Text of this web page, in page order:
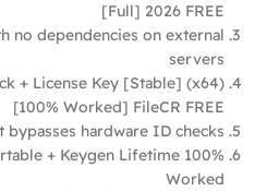
[Full] 2026 FREE
no dependencies on external
servers
+ License Key [Stable] (x64)
[100% Worked] FileCR FREE
bypasses hardware ID checks
+ Keygen Lifetime 100%
Worked